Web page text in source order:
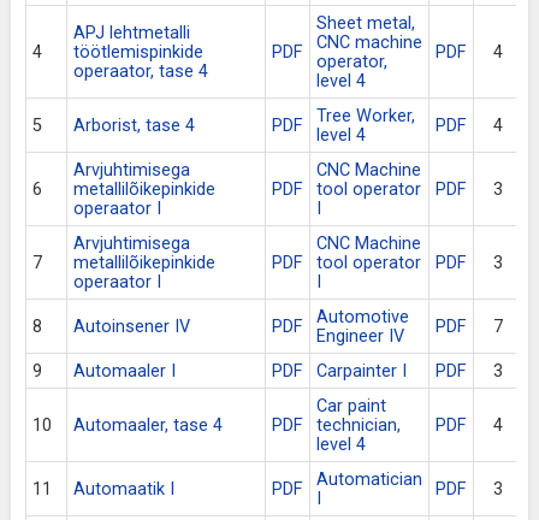
4
APJ lehtmetalli
töötlemispinkide
operaator, tase 4
PDF
Sheet metal,
CNC machine
operator,
level 4
PDF 4
5 Arborist, tase 4 PDF
Tree Worker,
level 4
PDF 4
6
Arvjuhtimisega
metallilõikepinkide
operaator I
PDF
CNC Machine
tool operator
PDF 3
7
Arvjuhtimisega
metallilõikepinkide
operaator I
PDF
CNC Machine
tool operator
PDF 3
8 Autoinsener IV PDF
Automotive
Engineer IV
PDF 7
9 Automaaler I PDF Carpainter I PDF 3
10 Automaaler, tase 4 PDF
Car paint
technician,
level 4
PDF 4
11 Automaatik I PDF
Automatician
PDF 3